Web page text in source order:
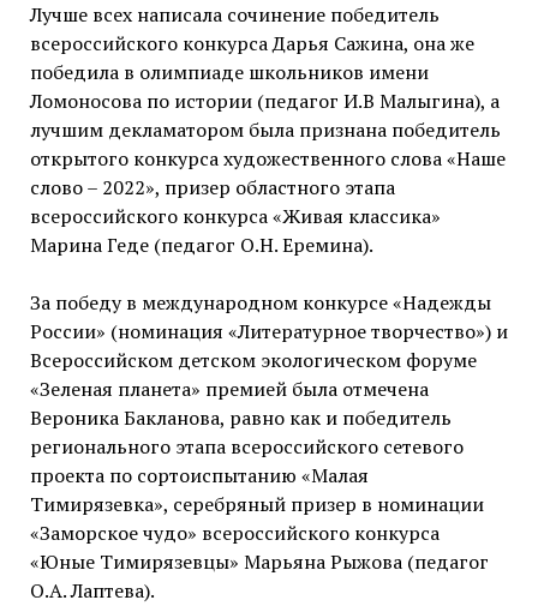
Лучше всех написала сочинение победитель
всероссийского конкурса Дарья Сажина, она же
победила в олимпиаде школьников имени
Ломоносова по истории (педагог И.В Малыгина), а
лучшим декламатором была признана победитель
открытого конкурса художественного слова «Наше
слово – 2022», призер областного этапа
всероссийского конкурса «Живая классика»
Марина Геде (педагог О.Н. Еремина).
За победу в международном конкурсе «Надежды
России» (номинация «Литературное творчество») и
Всероссийском детском экологическом форуме
«Зеленая планета» премией была отмечена
Вероника Бакланова, равно как и победитель
регионального этапа всероссийского сетевого
проекта по сортоиспытанию «Малая
Тимирязевка», серебряный призер в номинации
«Заморское чудо» всероссийского конкурса
«Юные Тимирязевцы» Марьяна Рыжова (педагог
О.А. Лаптева).